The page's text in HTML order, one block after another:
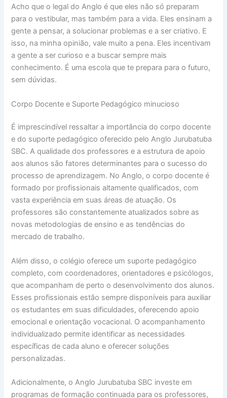
Acho que o legal do Anglo é que eles não só preparam
para o vestibular, mas também para a vida. Eles ensinam a
gente a pensar, a solucionar problemas e a ser criativo. E
isso, na minha opinião, vale muito a pena. Eles incentivam
a gente a ser curioso e a buscar sempre mais
conhecimento. É uma escola que te prepara para o futuro,
sem dúvidas.
Corpo Docente e Suporte Pedagógico minucioso
É imprescindível ressaltar a importância do corpo docente
e do suporte pedagógico oferecido pelo Anglo Jurubatuba
SBC. A qualidade dos professores e a estrutura de apoio
aos alunos são fatores determinantes para o sucesso do
processo de aprendizagem. No Anglo, o corpo docente é
formado por profissionais altamente qualificados, com
vasta experiência em suas áreas de atuação. Os
professores são constantemente atualizados sobre as
novas metodologias de ensino e as tendências do
mercado de trabalho.
Além disso, o colégio oferece um suporte pedagógico
completo, com coordenadores, orientadores e psicólogos,
que acompanham de perto o desenvolvimento dos alunos.
Esses profissionais estão sempre disponíveis para auxiliar
os estudantes em suas dificuldades, oferecendo apoio
emocional e orientação vocacional. O acompanhamento
individualizado permite identificar as necessidades
específicas de cada aluno e oferecer soluções
personalizadas.
Adicionalmente, o Anglo Jurubatuba SBC investe em
programas de formação continuada para os professores,